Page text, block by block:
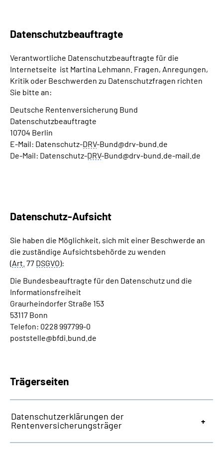
Datenschutzbeauftragte
Verantwortliche Datenschutzbeauftragte für die
Internetseite ist Martina Lehmann. Fragen, Anregungen,
Kritik oder Beschwerden zu Datenschutzfragen richten
Sie bitte an:
Deutsche Rentenversicherung Bund
Datenschutzbeauftragte
10704 Berlin
E-Mail: Datenschutz-DRV-Bund@drv-bund.de
De-Mail: Datenschutz-DRV-Bund@drv-bund.de-mail.de
Datenschutz-Aufsicht
Sie haben die Möglichkeit, sich mit einer Beschwerde an
die zuständige Aufsichtsbehörde zu wenden
(Art. 77 DSGVO):
Die Bundesbeauftragte für den Datenschutz und die
Informationsfreiheit
Graurheindorfer Straße 153
53117 Bonn
Telefon: 0228 997799-0
poststelle@bfdi.bund.de
Trägerseiten
Datenschutzerklärungen der
Rentenversicherungsträger